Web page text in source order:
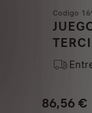
Codigo
86,56 €